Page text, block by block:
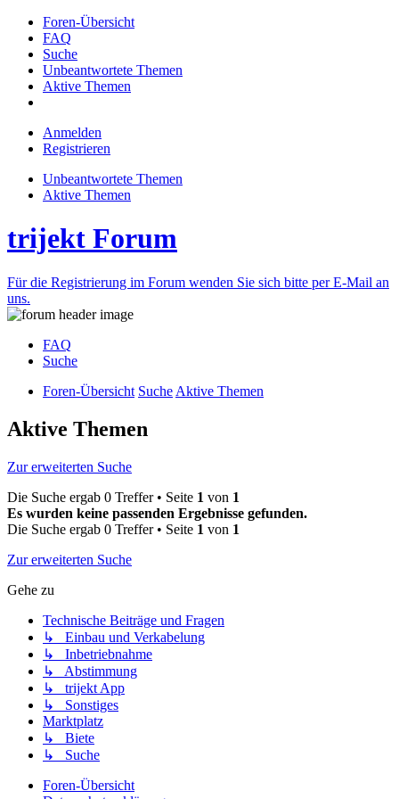
Foren-Übersicht
FAQ
Suche
Unbeantwortete Themen
Aktive Themen
Anmelden
Registrieren
Unbeantwortete Themen
Aktive Themen
trijekt Forum
Für die Registrierung im Forum wenden Sie sich bitte per E-Mail an
uns.
FAQ
Suche
Foren-Übersicht Suche Aktive Themen
Aktive Themen
Zur erweiterten Suche
Die Suche ergab 0 Treffer • Seite 1 von 1
Es wurden keine passenden Ergebnisse gefunden.
Die Suche ergab 0 Treffer • Seite 1 von 1
Zur erweiterten Suche
Gehe zu
Technische Beiträge und Fragen
↳ Einbau und Verkabelung
↳ Inbetriebnahme
↳ Abstimmung
↳ trijekt App
↳ Sonstiges
Marktplatz
↳ Biete
↳ Suche
Foren-Übersicht